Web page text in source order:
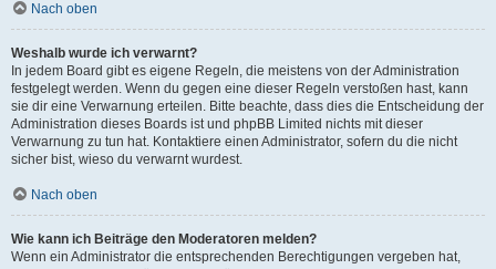
Nach oben
Weshalb wurde ich verwarnt?
In jedem Board gibt es eigene Regeln, die meistens von der Administration
festgelegt werden. Wenn du gegen eine dieser Regeln verstoßen hast, kann
sie dir eine Verwarnung erteilen. Bitte beachte, dass dies die Entscheidung der
Administration dieses Boards ist und phpBB Limited nichts mit dieser
Verwarnung zu tun hat. Kontaktiere einen Administrator, sofern du die nicht
sicher bist, wieso du verwarnt wurdest.
Nach oben
Wie kann ich Beiträge den Moderatoren melden?
Wenn ein Administrator die entsprechenden Berechtigungen vergeben hat,